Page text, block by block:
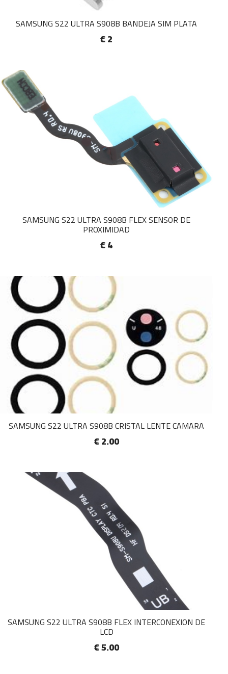
SAMSUNG S22 ULTRA S908B BANDEJA SIM PLATA
€ 2
SAMSUNG S22 ULTRA S908B FLEX SENSOR DE
PROXIMIDAD
€ 4
SAMSUNG S22 ULTRA S908B CRISTAL LENTE CAMARA
€ 2.00
SAMSUNG S22 ULTRA S908B FLEX INTERCONEXION DE
LCD
€ 5.00